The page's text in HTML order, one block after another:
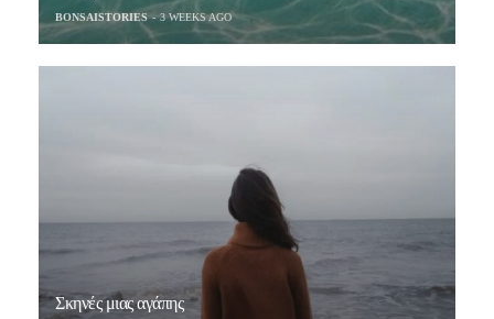
BONSAISTORIES 3 WEEKS AGO
Σκηνές μιας αγάπης